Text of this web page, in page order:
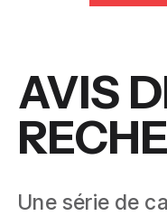
AVIS
Une série de